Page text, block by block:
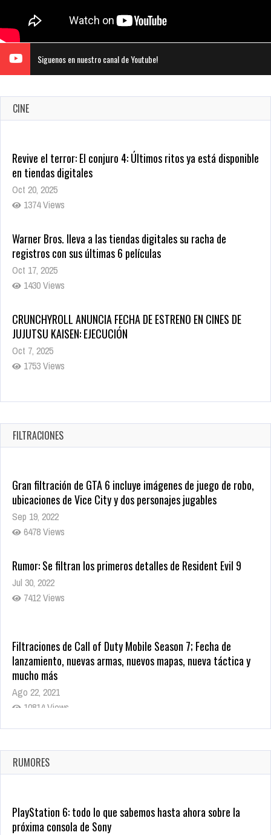
Siguenos en nuestro canal de Youtube!
CINE
Revive el terror: El conjuro 4: Últimos ritos ya está disponible
en tiendas digitales
Oct 20, 2025
1374 Views
Warner Bros. lleva a las tiendas digitales su racha de
registros con sus últimas 6 películas
Oct 17, 2025
1430 Views
CRUNCHYROLL ANUNCIA FECHA DE ESTRENO EN CINES DE
JUJUTSU KAISEN: EJECUCIÓN
Oct 7, 2025
1753 Views
5 Películas de Terror Basadas en la Vida Real que te Helarán
Oct 22, 2025
1334 Views
FILTRACIONES
Gran filtración de GTA 6 incluye imágenes de juego de robo,
ubicaciones de Vice City y dos personajes jugables
Sep 19, 2022
6478 Views
Rumor: Se filtran los primeros detalles de Resident Evil 9
Jul 30, 2022
7412 Views
Filtraciones de Call of Duty Mobile Season 7; Fecha de
lanzamiento, nuevas armas, nuevos mapas, nueva táctica y
mucho más
Ago 22, 2021
10814 Views
La configuración de Call of Duty 2021 aparentemente ya fue
Ago 8, 2021
9998 Views
RUMORES
PlayStation 6: todo lo que sabemos hasta ahora sobre la
próxima consola de Sony